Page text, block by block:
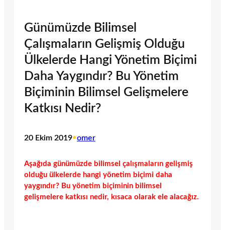
Günümüzde Bilimsel
Çalışmaların Gelişmiş Olduğu
Ülkelerde Hangi Yönetim Biçimi
Daha Yaygındır? Bu Yönetim
Biçiminin Bilimsel Gelişmelere
Katkısı Nedir?
20 Ekim 2019•omer
Aşağıda günümüzde bilimsel çalışmaların gelişmiş
olduğu ülkelerde hangi yönetim biçimi daha
yaygındır? Bu yönetim biçiminin bilimsel
gelişmelere katkısı nedir, kısaca olarak ele alacağız.